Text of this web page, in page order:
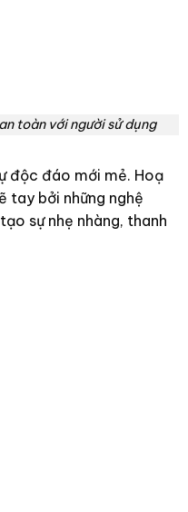
toàn với người sử dụng
độc đáo mới mẻ. Hoạ
tay bởi những nghệ
sự nhẹ nhàng, thanh